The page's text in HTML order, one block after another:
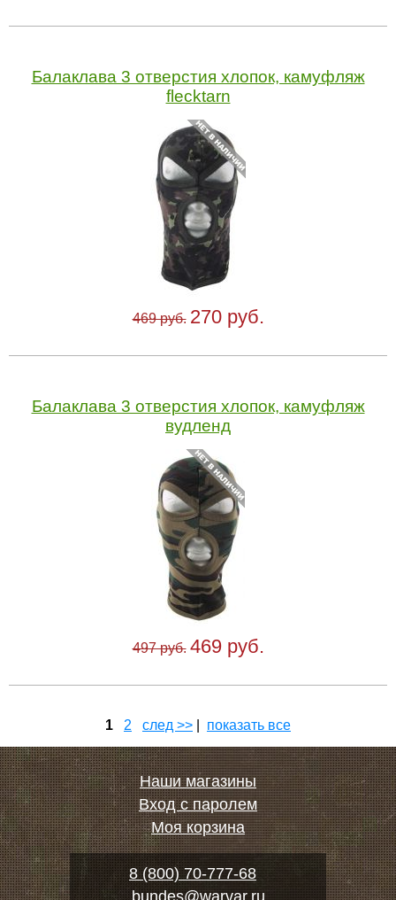
Балаклава 3 отверстия хлопок, камуфляж
flecktarn
469 руб. 270 руб.
Балаклава 3 отверстия хлопок, камуфляж
вудленд
497 руб. 469 руб.
1 2 след >> показать все
Наши магазины
Вход с паролем
Моя корзина
8 (800) 70-777-68